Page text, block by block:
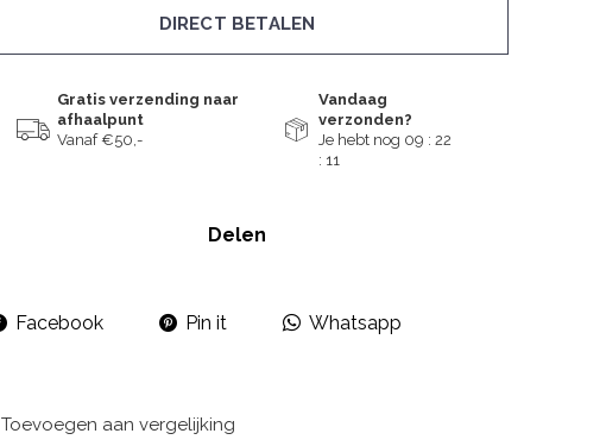
DIRECT BETALEN
Gratis verzending naar
afhaalpunt
Vanaf €50,-
Vandaag
verzonden?
Je hebt nog 09 : 22
: 11
Delen
Facebook Pin it Whatsapp
Toevoegen aan vergelijking